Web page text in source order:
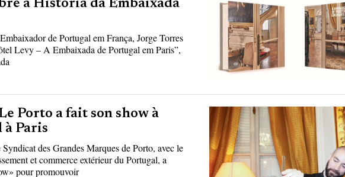
a História da Embaixada
de Portugal em França, Jorge Torres
Levy – A Embaixada de Portugal em Paris”,
Porto a fait son show à
à Paris
des Grandes Marques de Porto, avec le
et commerce extérieur du Portugal, a
pour promouvoir